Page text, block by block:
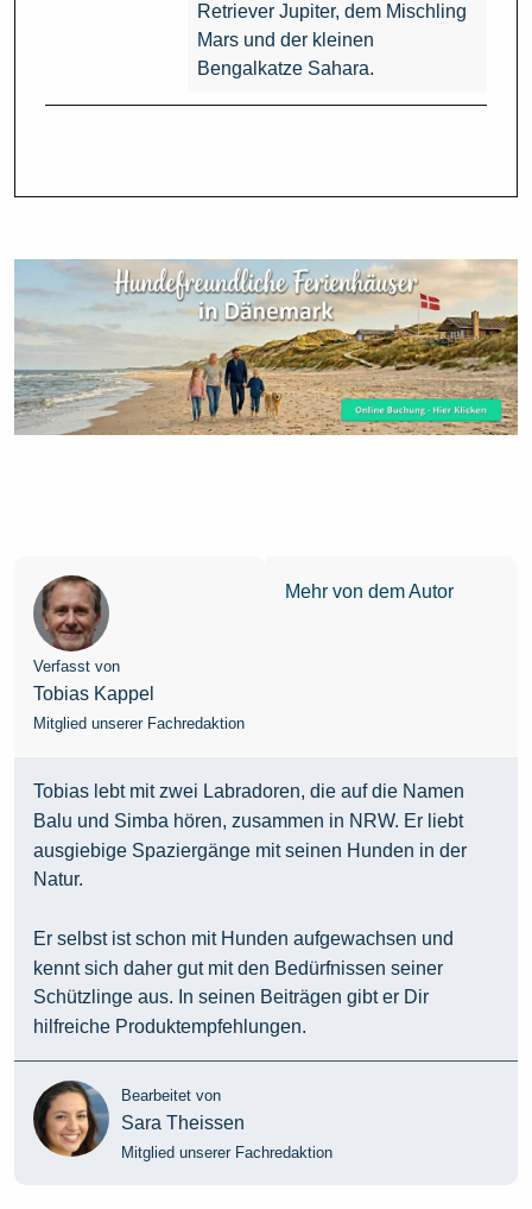
Retriever Jupiter, dem Mischling
Mars und der kleinen
Bengalkatze Sahara.
Verfasst von
Tobias Kappel
Mitglied unserer Fachredaktion
Mehr von dem Autor
Tobias lebt mit zwei Labradoren, die auf die Namen
Balu und Simba hören, zusammen in NRW. Er liebt
ausgiebige Spaziergänge mit seinen Hunden in der
Natur.
Er selbst ist schon mit Hunden aufgewachsen und
kennt sich daher gut mit den Bedürfnissen seiner
Schützlinge aus. In seinen Beiträgen gibt er Dir
hilfreiche Produktempfehlungen.
Bearbeitet von
Sara Theissen
Mitglied unserer Fachredaktion